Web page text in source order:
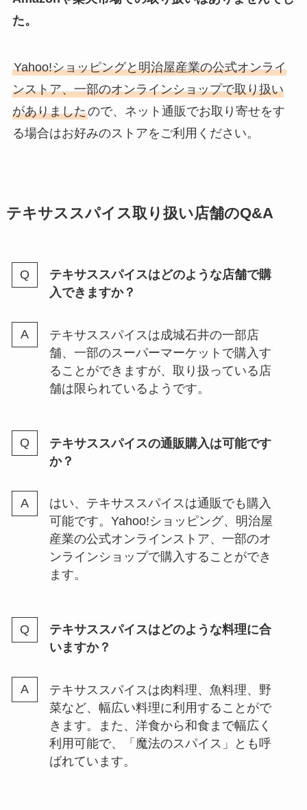
た。
Yahoo!ショッピングと明治屋産業の公式オンライ
ンストア、一部のオンラインショップで取り扱い
がありましたので、ネット通販でお取り寄せをす
る場合はお好みのストアをご利用ください。
テキサススパイス取り扱い店舗のQ&A
テキサススパイスはどのような店舗で購
入できますか？
テキサススパイスは成城石井の一部店
舗、一部のスーパーマーケットで購入す
ることができますが、取り扱っている店
舗は限られているようです​。
テキサススパイスの通販購入は可能です
か？
はい、テキサススパイスは通販でも購入
可能です。Yahoo!ショッピング、明治屋
産業の公式オンラインストア、一部のオ
ンラインショップで購入することができ
ます​​。
テキサススパイスはどのような料理に合
いますか？
テキサススパイスは肉料理、魚料理、野
菜など、幅広い料理に利用することがで
きます。また、洋食から和食まで幅広く
利用可能で、「魔法のスパイス」とも呼
ばれています​。